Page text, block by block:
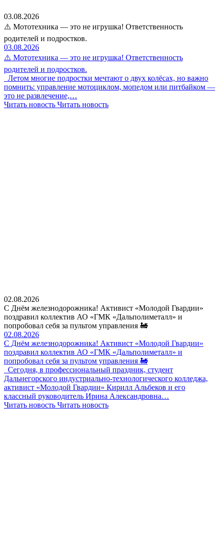
03.08.2026
⚠️ Мототехника — это не игрушка! Ответственность
родителей и подростков.
03.08.2026
⚠️ Мототехника — это не игрушка! Ответственность
родителей и подростков.
Летом многие подростки мечтают о двух колёсах, но важно
помнить: управление мотоциклом, мопедом или питбайком —
это не развлечение,…
Читать новость Читать новость
02.08.2026
С Днём железнодорожника! Активист «Молодой Гвардии»
поздравил коллектив АО «ГМК «Дальполиметалл» и
попробовал себя за пультом управления 🚂
02.08.2026
С Днём железнодорожника! Активист «Молодой Гвардии»
поздравил коллектив АО «ГМК «Дальполиметалл» и
попробовал себя за пультом управления 🚂
Сегодня, в профессиональный праздник, студент
Дальнегорского индустриально-технологического колледжа,
активист «Молодой Гвардии» Кирилл Альбеков и его
классный руководитель Ирина Александровна…
Читать новость Читать новость